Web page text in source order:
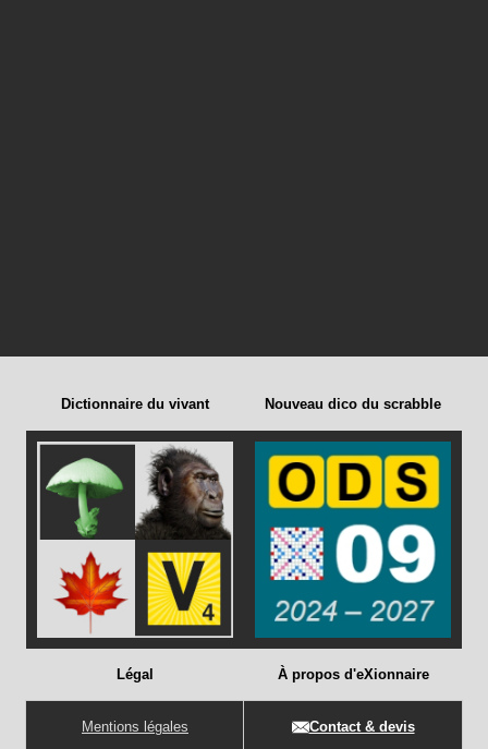
Dictionnaire du vivant Nouveau dico du scrabble
Légal
Mentions légales
À propos d'eXionnaire
Contact & devis